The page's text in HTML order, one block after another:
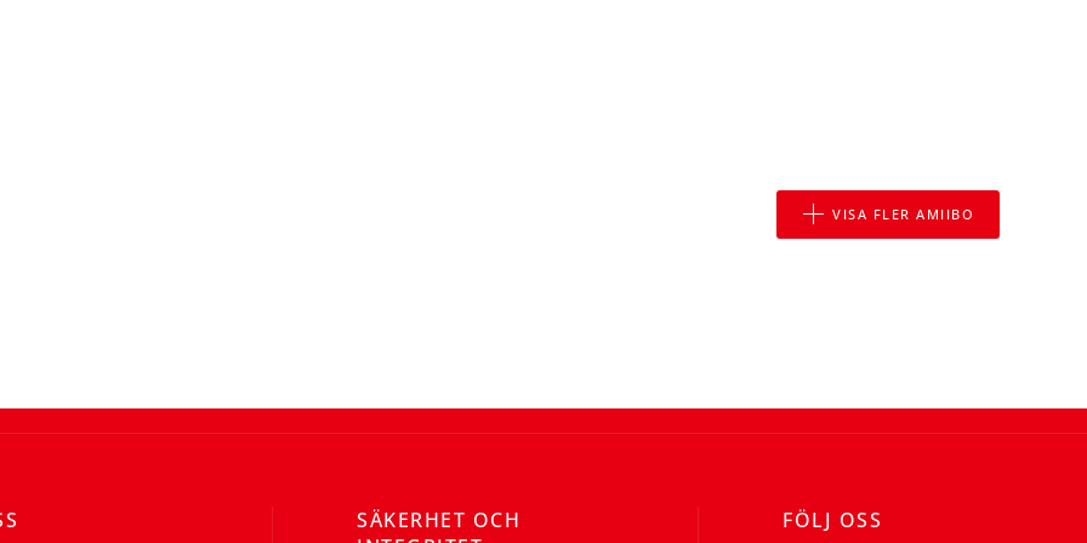
VISA FLER AMIIBO
SÄKERHET OCH
FÖLJ OSS